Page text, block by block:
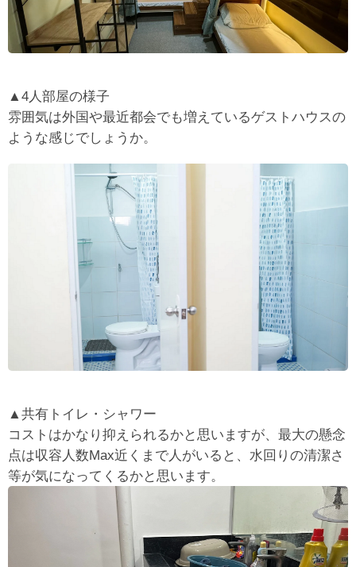
▲4人部屋の様子
雰囲気は外国や最近都会でも増えているゲストハウスの
ような感じでしょうか。
▲共有トイレ・シャワー
コストはかなり抑えられるかと思いますが、最大の懸念
点は収容人数Max近くまで人がいると、水回りの清潔さ
等が気になってくるかと思います。